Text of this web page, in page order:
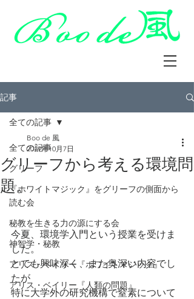
記事
全ての記事
グリーフ
『ホワイトマジック』をグリーフの側面から
読む会
秘教を生きる力の源にする会
神智学・秘教
アリス・ベイリー『ホワイトマジック』
アリス・ベイリー『人類の問題』
全ての記事
グリーフから考える環境問
題。
Boo de 風
2019年10月7日
今夏、環境学入門という授業を受けま
した。
とても興味深く、また奥深い内容でし
たが
特に大学外の研究機構で窒素について